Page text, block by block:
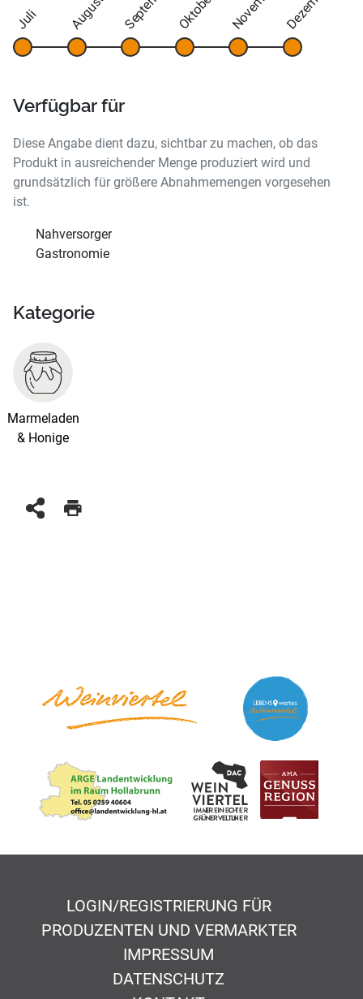
Juli August Oktober
Verfügbar für
Diese Angabe dient dazu, sichtbar zu machen, ob das
Produkt in ausreichender Menge produziert wird und
grundsätzlich für größere Abnahmemengen vorgesehen
ist.
Nahversorger
Gastronomie
Kategorie
Marmeladen
& Honige
LOGIN/REGISTRIERUNG FÜR
PRODUZENTEN UND VERMARKTER
IMPRESSUM
DATENSCHUTZ